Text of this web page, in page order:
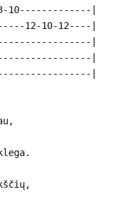
10-------------|
12-10-12----|
|
|
|